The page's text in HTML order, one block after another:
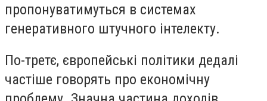
пропонуватимуться в системах
генеративного штучного інтелекту.
По-третє, європейські політики дедалі
частіше говорять про економічну